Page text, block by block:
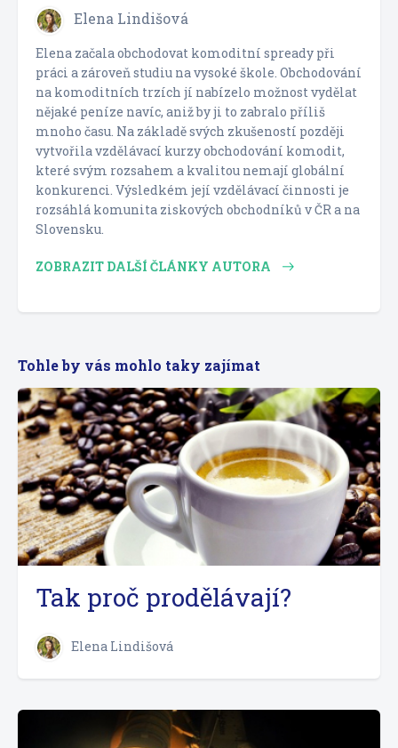
Elena Lindišová
Elena začala obchodovat komoditní spready při
práci a zároveň studiu na vysoké škole. Obchodování
na komoditních trzích jí nabízelo možnost vydělat
nějaké peníze navíc, aniž by ji to zabralo příliš
mnoho času. Na základě svých zkušeností později
vytvořila vzdělávací kurzy obchodování komodit,
které svým rozsahem a kvalitou nemají globální
konkurenci. Výsledkém její vzdělávací činnosti je
rozsáhlá komunita ziskových obchodníků v ČR a na
Slovensku.
ZOBRAZIT DALŠÍ ČLÁNKY AUTORA
Tohle by vás mohlo taky zajímat
Tak proč prodělávají?
Elena Lindišová